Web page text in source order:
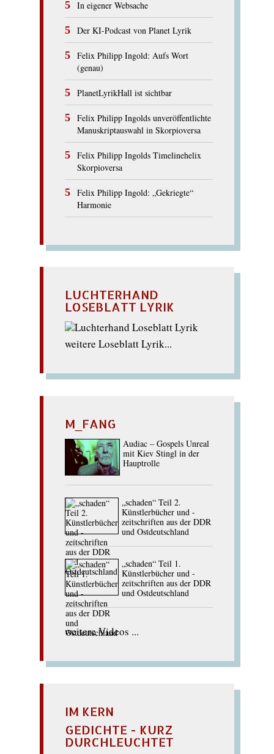
In eigener Websache
Der KI-Podcast von Planet Lyrik
Felix Philipp Ingold: Aufs Wort
(genau)
PlanetLyrikHall ist sichtbar
Felix Philipp Ingolds unveröffentlichte
Manuskriptauswahl in Skorpioversa
Felix Philipp Ingolds Timelinehelix
Skorpioversa
Felix Philipp Ingold: „Gekriegte“
Harmonie
LUCHTERHAND
LOSEBLATT LYRIK
weitere Loseblatt Lyrik...
M_FANG
Audiac – Gospels Unreal
mit Kiev Stingl in der
Hauptrolle
„schaden“ Teil 2.
Künstlerbücher und -
zeitschriften aus der DDR
und Ostdeutschland
„schaden“ Teil 1.
Künstlerbücher und -
zeitschriften aus der DDR
und Ostdeutschland
weitere Videos ...
IM KERN
GEDICHTE - KURZ
DURCHLEUCHTET